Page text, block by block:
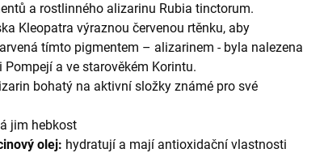
a rostlinného alizarinu Rubia tinctorum.
Kleopatra výraznou červenou rtěnku, aby
tímto pigmentem – alizarinem - byla nalezena
a ve starověkém Korintu.
bohatý na aktivní složky známé pro své
jim hebkost
olej: hydratují a mají antioxidační vlastnosti